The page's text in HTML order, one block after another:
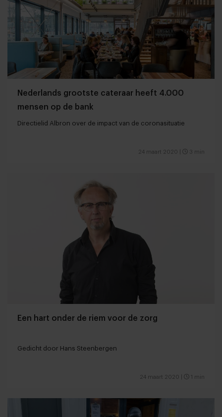
Nederlands grootste cateraar heeft 4.000
mensen op de bank
Directielid Albron over de impact van de coronasituatie
24 maart 2020 3 min
Een hart onder de riem voor de zorg
Gedicht door Hans Steenbergen
24 maart 2020 1 min